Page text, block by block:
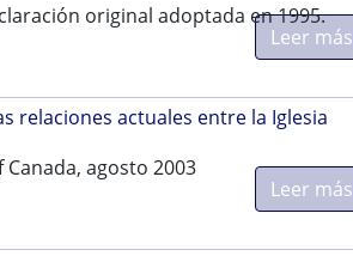
original adoptada en 1995.
Leer más
relaciones actuales entre la Iglesia
agosto 2003
Leer más